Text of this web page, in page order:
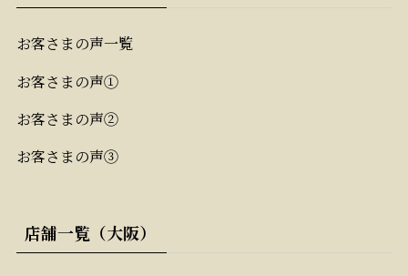
お客さまの声一覧
お客さまの声①
お客さまの声②
お客さまの声③
店舗一覧（大阪）